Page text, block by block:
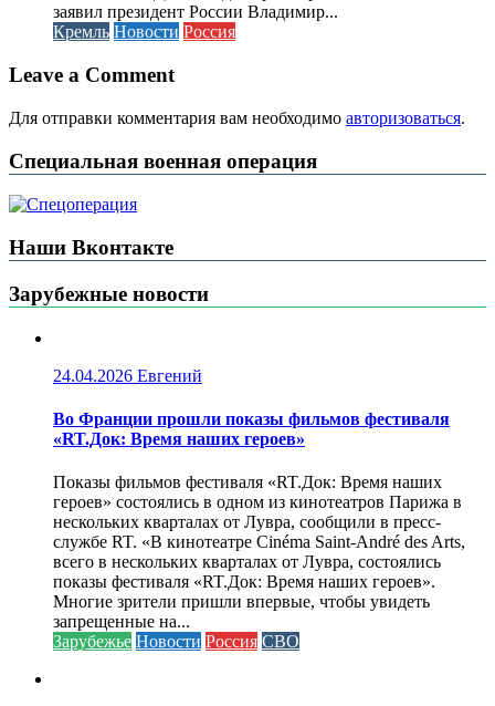
заявил президент России Владимир...
Кремль Новости Россия
Leave a Comment
Для отправки комментария вам необходимо авторизоваться.
Специальная военная операция
Наши Вконтакте
Зарубежные новости
24.04.2026 Евгений
Во Франции прошли показы фильмов фестиваля
«RT.Док: Время наших героев»
Показы фильмов фестиваля «RT.Док: Время наших
героев» состоялись в одном из кинотеатров Парижа в
нескольких кварталах от Лувра, сообщили в пресс-
службе RT. «В кинотеатре Cinéma Saint-André des Arts,
всего в нескольких кварталах от Лувра, состоялись
показы фестиваля «RT.Док: Время наших героев».
Многие зрители пришли впервые, чтобы увидеть
запрещенные на...
Зарубежье Новости Россия СВО